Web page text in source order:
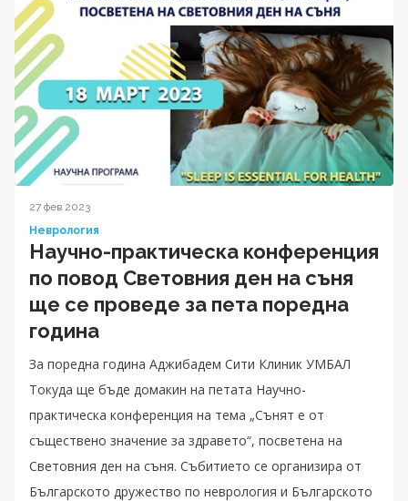
27 фев 2023
Неврология
Научно-практическа конференция
по повод Световния ден на съня
ще се проведе за пета поредна
година
За поредна година Аджибадем Сити Клиник УМБАЛ
Токуда ще бъде домакин на петата Научно-
практическа конференция на тема „Сънят е от
съществено значение за здравето“, посветена на
Световния ден на съня. Събитието се организира от
Българското дружество по неврология и Българското